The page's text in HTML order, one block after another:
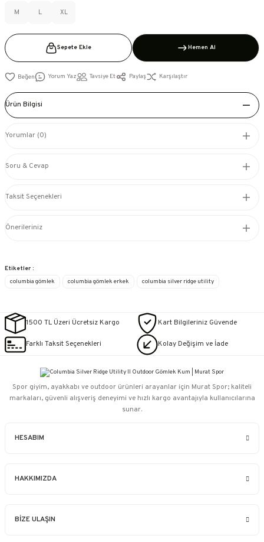
M L XL
Sepete Ekle Hemen Al
Yorum Yaz Tavsiye Et Paylaş Karşılaştır
Ürün Bilgisi
Yorumlar (0)
Soru & Cevap
Taksit Seçenekleri
Önerileriniz
Etiketler :
columbia gömlek
columbia gömlek erkek columbia silver ridge utility
1500 TL Üzeri Ücretsiz Kargo Kart Bilgileriniz Güvende
Farklı Taksit Seçenekleri Kolay Değişim ve İade
HESABIM
HAKKIMIZDA
BİZE ULAŞIN
Spor giyim, ayakkabı ve outdoor ürünleri arayanlar için Murat Spor; kaliteli
markaları, güvenli alışveriş deneyimi ve hızlı kargo avantajıyla kullanıcılarına
sunar.